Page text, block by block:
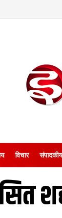
विचार संपादकीय